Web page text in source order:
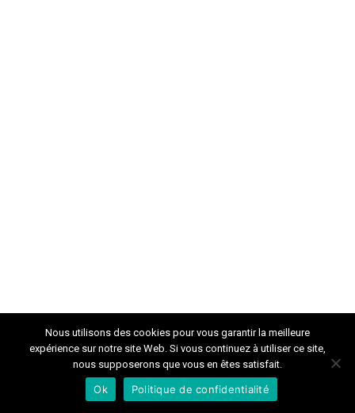
Nous utilisons des cookies pour vous garantir la meilleure
expérience sur notre site Web. Si vous continuez à utiliser ce site,
nous supposerons que vous en êtes satisfait.
Ok Politique de confidentialité